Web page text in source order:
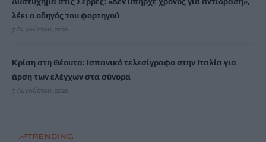
λέει ο οδηγός του φορτηγού
7 Αυγούστου, 2026
Κρίση στη Θέουτα: Ισπανικό τελεσίγραφο στην Ιταλία για
άρση των ελέγχων στα σύνορα
7 Αυγούστου, 2026
TRENDING